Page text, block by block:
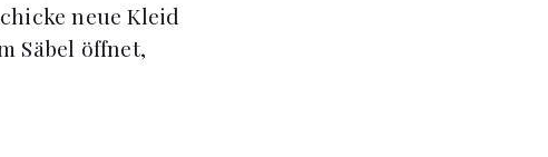
neue Kleid
Säbel öffnet,